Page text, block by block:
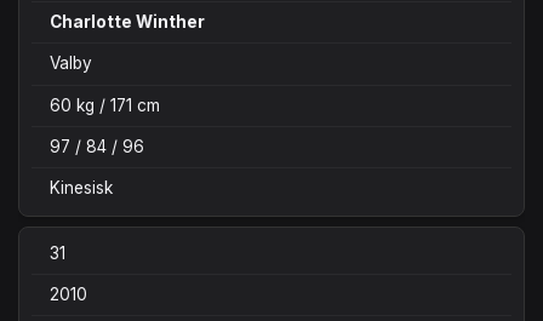
Charlotte Winther
Valby
60 kg / 171 cm
97 / 84 / 96
Kinesisk
31
2010